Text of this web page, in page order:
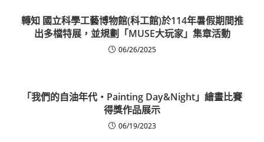
轉知 國立科學工藝博物館(科工館)於114年暑假期間推
出多檔特展，並規劃「MUSE大玩家」集章活動
06/26/2025
「我們的自油年代‧Painting Day&Night」繪畫比賽
得獎作品展示
06/19/2023